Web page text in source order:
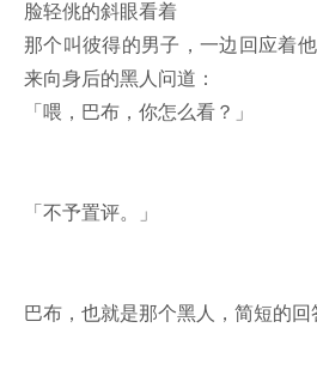
脸轻佻的斜眼看着
那个叫彼得的男子，一边回应着
来向身后的黑人问道：
「喂，巴布，你怎么看？」
「不予置评。」
巴布，也就是那个黑人，简短的回